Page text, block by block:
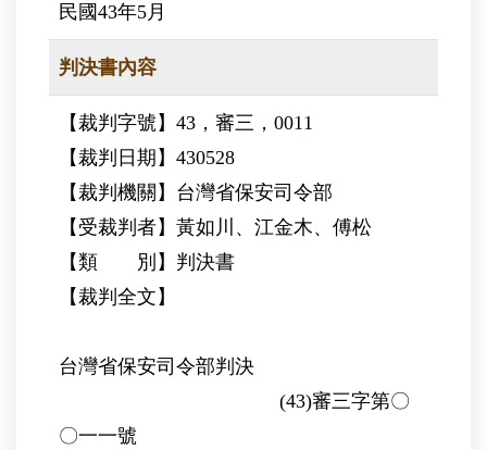
民國43年5月
判決書內容
【裁判字號】43，審三，0011
【裁判日期】430528
【裁判機關】台灣省保安司令部
【受裁判者】黃如川、江金木、傅松
【類 別】判決書
【裁判全文】
台灣省保安司令部判決
(43)審三字第〇
〇一一號